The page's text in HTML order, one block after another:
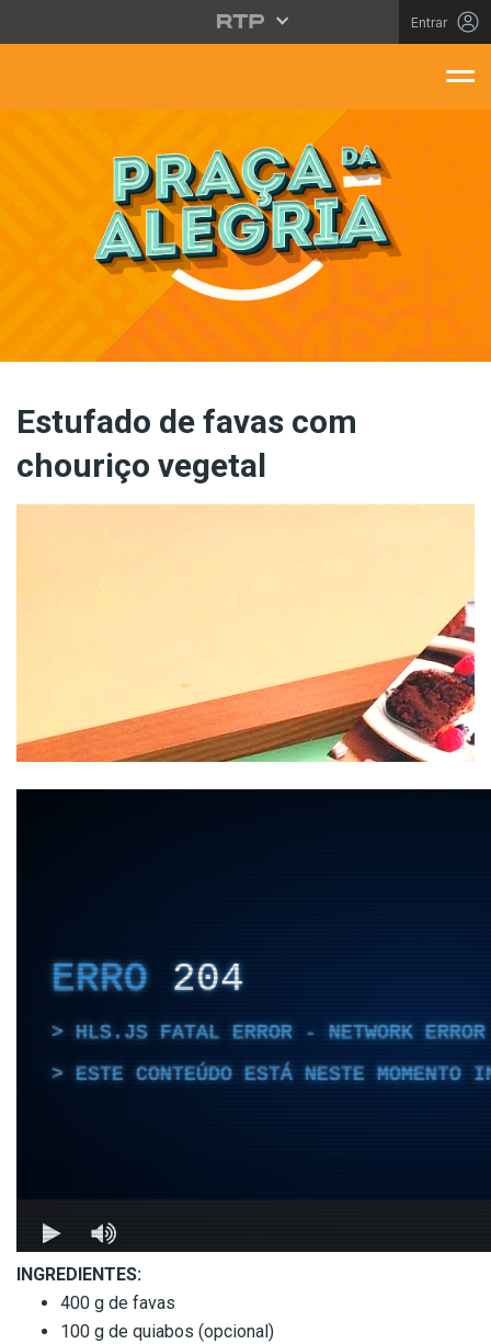
Saltar para o conteúdo principal
Entrar
Estufado de favas com
chouriço vegetal
INGREDIENTES:
400 g de favas
100 g de quiabos (opcional)